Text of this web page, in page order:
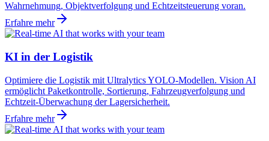
Wahrnehmung, Objektverfolgung und Echtzeitsteuerung voran.
Erfahre mehr
KI in der Logistik
Optimiere die Logistik mit Ultralytics YOLO-Modellen. Vision AI
ermöglicht Paketkontrolle, Sortierung, Fahrzeugverfolgung und
Echtzeit-Überwachung der Lagersicherheit.
Erfahre mehr